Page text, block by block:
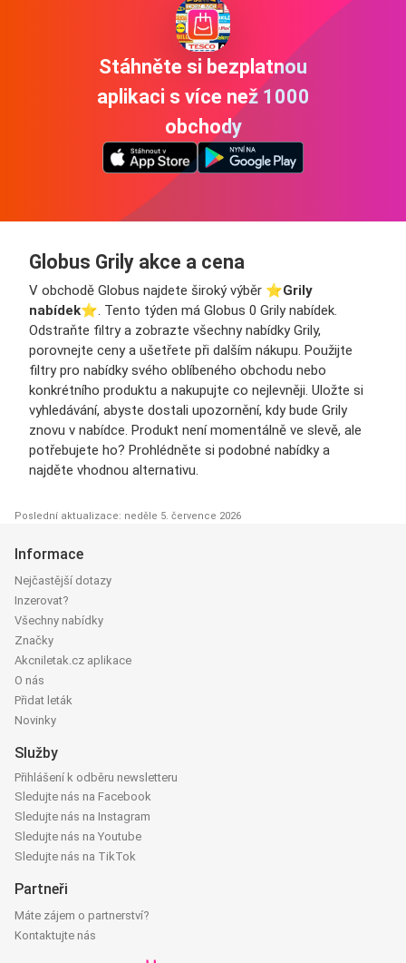
Stáhněte si bezplatnou
aplikaci s více než 1000
obchody
Globus Grily akce a cena
V obchodě Globus najdete široký výběr ⭐️Grily
nabídek⭐️. Tento týden má Globus 0 Grily nabídek.
Odstraňte filtry a zobrazte všechny nabídky Grily,
porovnejte ceny a ušetřete při dalším nákupu. Použijte
filtry pro nabídky svého oblíbeného obchodu nebo
konkrétního produktu a nakupujte co nejlevněji. Uložte si
vyhledávání, abyste dostali upozornění, kdy bude Grily
znovu v nabídce. Produkt není momentálně ve slevě, ale
potřebujete ho? Prohlédněte si podobné nabídky a
najděte vhodnou alternativu.
Poslední aktualizace: neděle 5. července 2026
Informace
Nejčastější dotazy
Inzerovat?
Všechny nabídky
Značky
Akcniletak.cz aplikace
O nás
Přidat leták
Novinky
Služby
Přihlášení k odběru newsletteru
Sledujte nás na Facebook
Sledujte nás na Instagram
Sledujte nás na Youtube
Sledujte nás na TikTok
Partneři
Máte zájem o partnerství?
Kontaktujte nás